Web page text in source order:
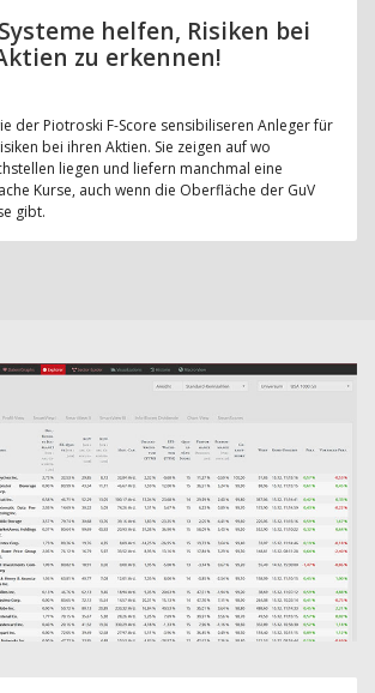
helfen, Risiken bei
zu erkennen!
der Piotroski F-Score sensibiliseren Anleger für
bei ihren Aktien. Sie zeigen auf wo
liegen und liefern manchmal eine
Kurse, auch wenn die Oberfläche der GuV
gibt.